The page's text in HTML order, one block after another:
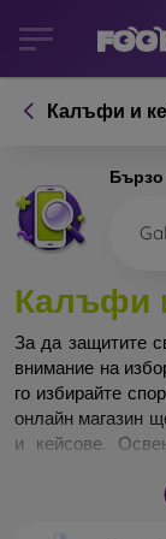
Калъфи и
Калъфи
За да защитите
внимание на
го избирайте
онлайн магазин
и кейсове.
Кейса за